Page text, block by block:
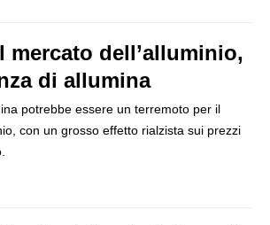
mercato dell’alluminio,
di allumina
potrebbe essere un terremoto per il
con un grosso effetto rialzista sui prezzi